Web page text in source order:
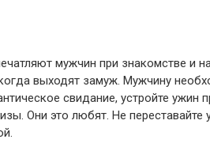
мужчин при знакомстве и
выходят замуж. Мужчину
свидание, устройте ужин
Они это любят. Не переставайте